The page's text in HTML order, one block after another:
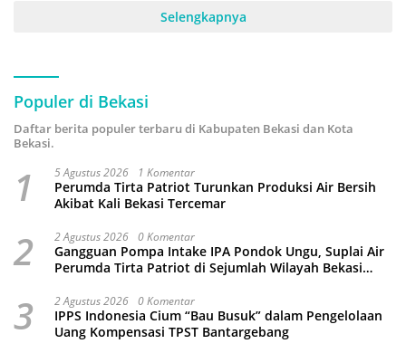
Selengkapnya
Populer di Bekasi
Daftar berita populer terbaru di Kabupaten Bekasi dan Kota
Bekasi.
1 5 Agustus 2026 1 Komentar
Perumda Tirta Patriot Turunkan Produksi Air Bersih
Akibat Kali Bekasi Tercemar
2 2 Agustus 2026 0 Komentar
Gangguan Pompa Intake IPA Pondok Ungu, Suplai Air
Perumda Tirta Patriot di Sejumlah Wilayah Bekasi
3 2 Agustus 2026 0 Komentar
IPPS Indonesia Cium “Bau Busuk” dalam Pengelolaan
Uang Kompensasi TPST Bantargebang